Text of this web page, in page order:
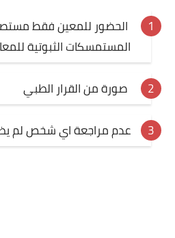
الحضور للمعين فقط
المستمسكات الثبوتية
صورة من القرار الطبي
عدم مراجعة اي شخص لم